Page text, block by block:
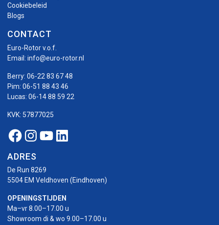
Cookiebeleid
Blogs
CONTACT
Euro-Rotor v.o.f.
Email: info@euro-rotor.nl
Berry: 06-22 83 67 48
Pim: 06-51 88 43 46
Lucas: 06-14 88 59 22
KVK: 57877025
Facebook Euro-rotor
Instagram Euro-rotor
Youtube Euro-rotor
Linkedin Euro-rotor
ADRES
De Run 8269
5504 EM Veldhoven (Eindhoven)
OPENINGSTIJDEN
Ma–vr 8.00–17.00 u
Showroom di & wo 9.00–17.00 u